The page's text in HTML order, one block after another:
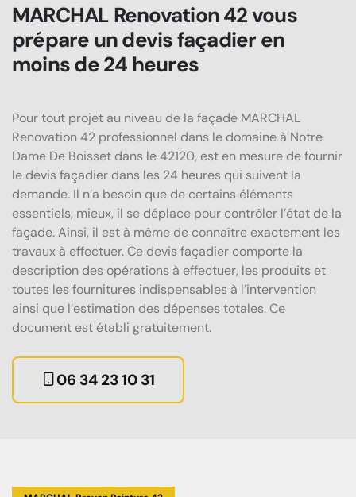
MARCHAL Renovation 42 vous
prépare un devis façadier en
moins de 24 heures
Pour tout projet au niveau de la façade MARCHAL
Renovation 42 professionnel dans le domaine à Notre
Dame De Boisset dans le 42120, est en mesure de fournir
le devis façadier dans les 24 heures qui suivent la
demande. Il n’a besoin que de certains éléments
essentiels, mieux, il se déplace pour contrôler l’état de la
façade. Ainsi, il est à même de connaître exactement les
travaux à effectuer. Ce devis façadier comporte la
description des opérations à effectuer, les produits et
toutes les fournitures indispensables à l’intervention
ainsi que l’estimation des dépenses totales. Ce
document est établi gratuitement.
06 34 23 10 31